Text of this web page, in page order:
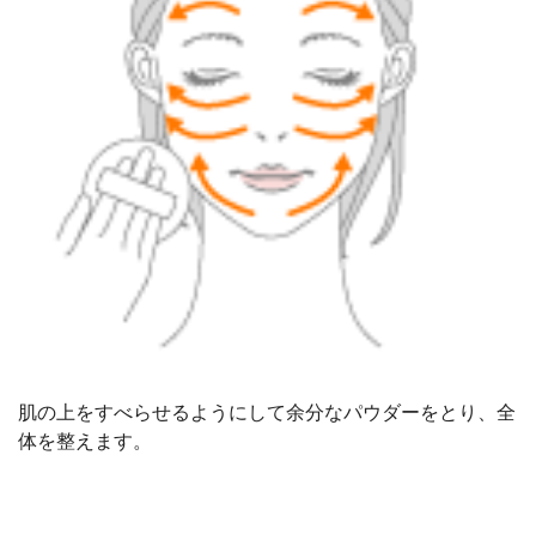
肌の上をすべらせるようにして余分なパウダーをとり、全
体を整えます。